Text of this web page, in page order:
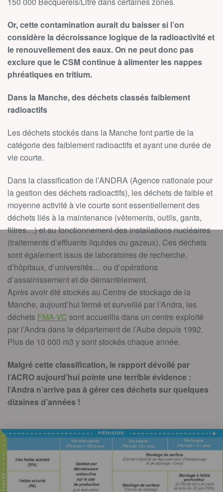
Or, cette contamination aurait du baisser si l’on
considère la décroissance logique de la radioactivité et
le renouvellement des eaux. On ne peut donc pas
exclure que le CSM continue à alimenter les nappes
phréatiques en tritium.
Dans la Manche, des déchets classés faiblement
radioactifs
Les déchets stockés dans la Manche font partie de la
catégorie des faiblement radioactifs et ayant une durée de
vie courte.
Dans la classification de l’ANDRA (Agence nationale pour
la gestion des déchets radioactifs), les déchets de faible et
moyenne activité à vie courte sont essentiellement des
déchets liés à la maintenance (vêtements, outils, gants,
filtres…) et au fonctionnement des installations nucléaires
(traitements d’effluents liquides ou gazeux). Ces déchets
sont également issus de laboratoires de recherche,
d’hôpitaux, d’universités… ou d’opérations
d’assainissement et de démantèlement.
Après avoir été stockés au Centre de stockage de la
Manche, aujourd’hui fermé et surveillé par l’Andra, les
déchets FMA-VC sont accueillis dans un centre exploité
par l’Andra dans le département de l’Aube depuis 1992.
Plus de 10 000 m3 y sont stockés chaque année.
Malgré cette classification, le rapport dévoilé par
l’ACRO aujourd’hui pointe une terrible évidence :
l’Andra n’arrive pas à gérer ces déchets sur quelques
dizaines d’années !